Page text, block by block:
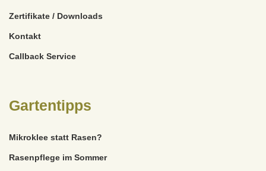
Zertifikate / Downloads
Kontakt
Callback Service
Gartentipps
Mikroklee statt Rasen?
Rasenpflege im Sommer